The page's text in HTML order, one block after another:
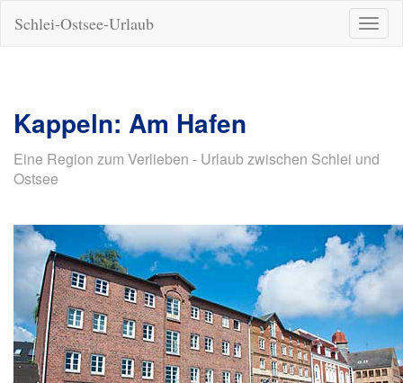
ein-/
Schlei-Ostsee-Urlaub
Kappeln: Am Hafen
Eine Region zum Verlieben - Urlaub zwischen Schlei und
Ostsee